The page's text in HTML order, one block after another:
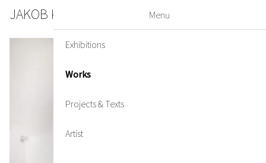
JAKOB KIRCHMAYR Menu
Exhibitions
Works
Projects & Texts
Artist